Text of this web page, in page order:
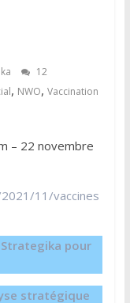
12
, NWO, Vaccination
– 22 novembre
11/vaccines
pour
stratégique